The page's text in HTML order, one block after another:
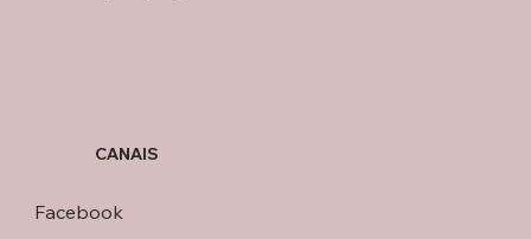
CANAIS
Facebook